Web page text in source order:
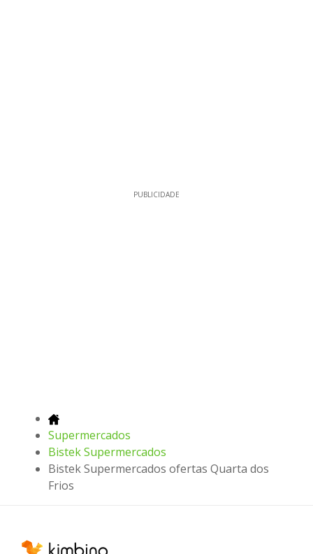
PUBLICIDADE
Supermercados
Bistek Supermercados
Bistek Supermercados ofertas Quarta dos
Frios